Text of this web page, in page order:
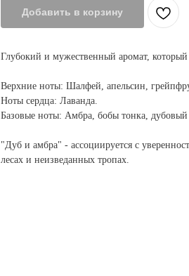
Добавить в корзину
Глубокий и мужественный аромат, который
Верхние ноты: Шалфей, апельсин,
Ноты сердца: Лаванда.
Базовые ноты: Амбра, бобы тонка,
"Дуб и амбра" - ассоциируется с
лесах и неизведанных тропах.